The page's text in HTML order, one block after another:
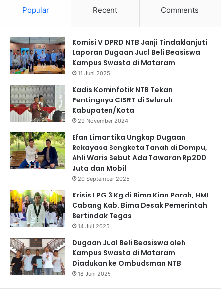
Popular Recent Comments
Komisi V DPRD NTB Janji Tindaklanjuti
Laporan Dugaan Jual Beli Beasiswa
Kampus Swasta di Mataram
11 Juni 2025
Kadis Kominfotik NTB Tekan
Pentingnya CISRT di Seluruh
Kabupaten/Kota
29 November 2024
Efan Limantika Ungkap Dugaan
Rekayasa Sengketa Tanah di Dompu,
Ahli Waris Sebut Ada Tawaran Rp200
Juta dan Mobil
20 September 2025
Krisis LPG 3 Kg di Bima Kian Parah, HMI
Cabang Kab. Bima Desak Pemerintah
Bertindak Tegas
14 Juli 2025
Dugaan Jual Beli Beasiswa oleh
Kampus Swasta di Mataram
Diadukan ke Ombudsman NTB
18 Juni 2025